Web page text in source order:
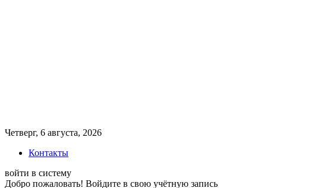
Четверг, 6 августа, 2026
Контакты
войти в систему
Добро пожаловать! Войдите в свою учётную запись